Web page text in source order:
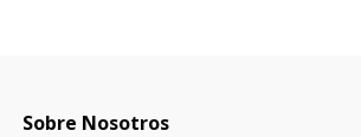
Sobre Nosotros